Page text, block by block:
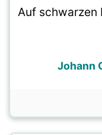
Auf schwarzen
Johann